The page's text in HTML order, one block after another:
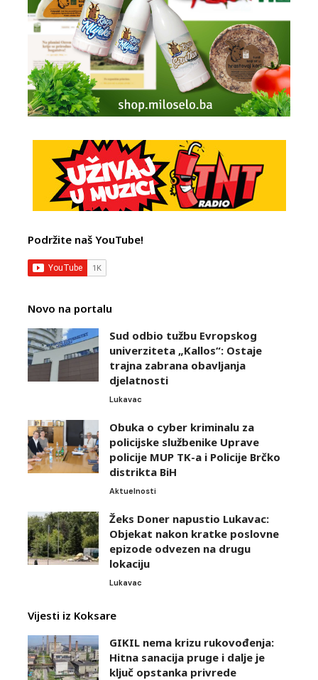
Podržite naš YouTube!
Novo na portalu
Sud odbio tužbu Evropskog
univerziteta „Kallos“: Ostaje
trajna zabrana obavljanja
djelatnosti
Lukavac
Obuka o cyber kriminalu za
policijske službenike Uprave
policije MUP TK-a i Policije Brčko
distrikta BiH
Aktuelnosti
Žeks Doner napustio Lukavac:
Objekat nakon kratke poslovne
epizode odvezen na drugu
lokaciju
Lukavac
Vijesti iz Koksare
GIKIL nema krizu rukovođenja:
Hitna sanacija pruge i dalje je
ključ opstanka privrede